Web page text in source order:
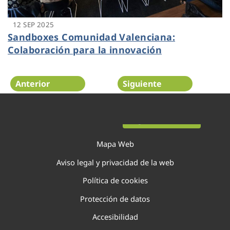
12 SEP 2025
Sandboxes Comunidad Valenciana:
Colaboración para la innovación
Anterior Siguiente
Mapa Web
Aviso legal y privacidad de la web
Política de cookies
Protección de datos
Accesibilidad